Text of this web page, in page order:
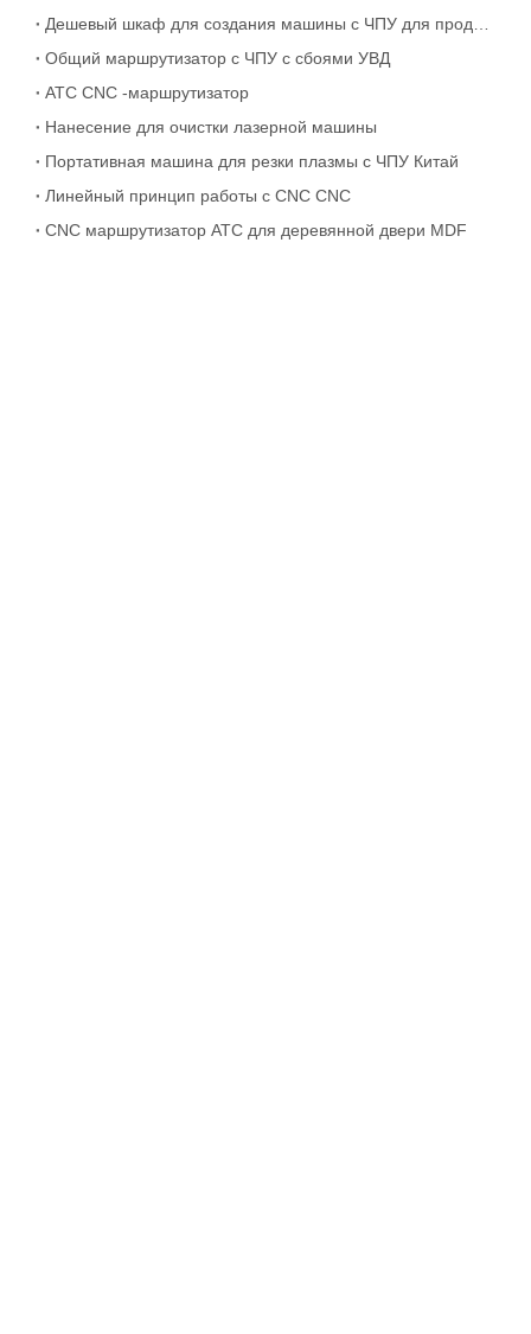
Общий маршрутизатор с ЧПУ с сбоями УВД
ATC CNC -маршрутизатор
Нанесение для очистки лазерной машины
Портативная машина для резки плазмы с ЧПУ Китай
Линейный принцип работы с CNC CNC
CNC маршрутизатор ATC для деревянной двери MDF